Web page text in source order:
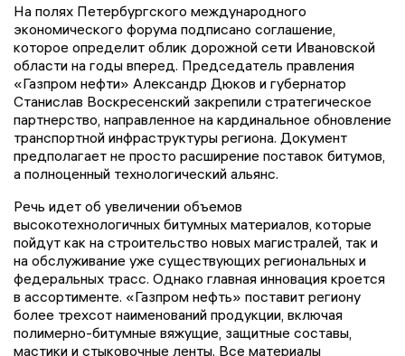
На полях Петербургского международного
экономического форума подписано соглашение,
которое определит облик дорожной сети Ивановской
области на годы вперед. Председатель правления
«Газпром нефти» Александр Дюков и губернатор
Станислав Воскресенский закрепили стратегическое
партнерство, направленное на кардинальное обновление
транспортной инфраструктуры региона. Документ
предполагает не просто расширение поставок битумов,
а полноценный технологический альянс.
Речь идет об увеличении объемов
высокотехнологичных битумных материалов, которые
пойдут как на строительство новых магистралей, так и
на обслуживание уже существующих региональных и
федеральных трасс. Однако главная инновация кроется
в ассортименте. «Газпром нефть» поставит региону
более трехсот наименований продукции, включая
полимерно-битумные вяжущие, защитные составы,
мастики и стыковочные ленты. Все материалы